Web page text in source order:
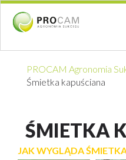
PROCAM Agronomia
Śmietka kapuściana
ŚMIETKA
JAK WYGLĄDA